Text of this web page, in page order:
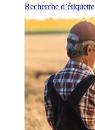
Recherche d’étiquette